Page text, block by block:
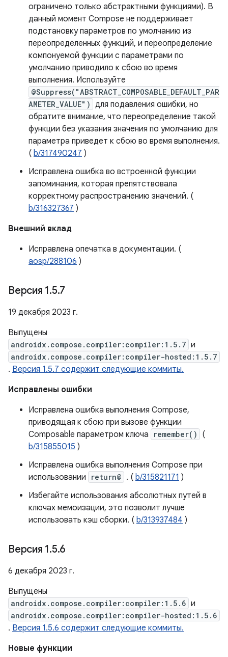
ограничено только абстрактными функциями). В
данный момент Compose не поддерживает
подстановку параметров по умолчанию из
переопределенных функций, и переопределение
компонуемой функции с параметрами по
умолчанию приводило к сбою во время
выполнения. Используйте
@Suppress("ABSTRACT_COMPOSABLE_DEFAULT_PAR
AMETER_VALUE") для подавления ошибки, но
обратите внимание, что переопределение такой
функции без указания значения по умолчанию для
параметра приведет к сбою во время выполнения.
( b/317490247 )
Исправлена ​​ошибка во встроенной функции
запоминания, которая препятствовала
корректному распространению значений. (
b/316327367 )
Внешний вклад
Исправлена ​​опечатка в документации. (
aosp/288106 )
Версия 1.5.7
19 декабря 2023 г.
Выпущены
androidx.compose.compiler:compiler:1.5.7 и
androidx.compose.compiler:compiler-hosted:1.5.7
. Версия 1.5.7 содержит следующие коммиты.
Исправлены ошибки
Исправлена ​​ошибка выполнения Compose,
приводящая к сбою при вызове функции
Composable параметром ключа
remember()
(
b/315855015 )
Исправлена ​​ошибка выполнения Compose при
использовании
return@ . ( b/315821171 )
Избегайте использования абсолютных путей в
ключах мемоизации, это позволит лучше
использовать кэш сборки. ( b/313937484 )
Версия 1.5.6
6 декабря 2023 г.
Выпущены
androidx.compose.compiler:compiler:1.5.6 и
androidx.compose.compiler:compiler-hosted:1.5.6
. Версия 1.5.6 содержит следующие коммиты.
Новые функции